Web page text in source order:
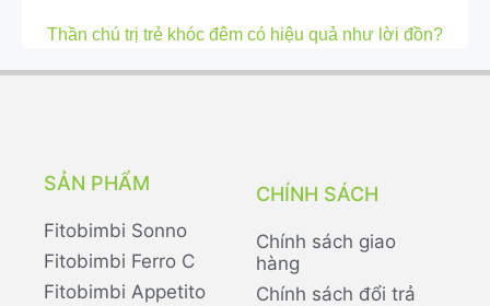
Thần chú trị trẻ khóc đêm có hiệu quả như lời đồn?
SẢN PHẨM
Fitobimbi Sonno
Fitobimbi Ferro C
Fitobimbi Appetito
CHÍNH SÁCH
Chính sách giao
hàng
Chính sách đổi trả